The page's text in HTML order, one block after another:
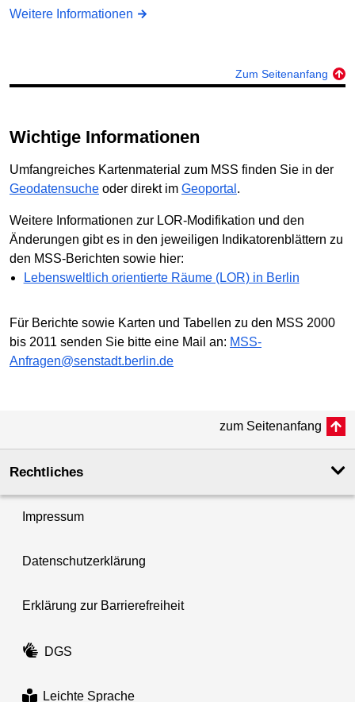
Weitere Informationen
Zum Seitenanfang
Wichtige Informationen
Umfangreiches Kartenmaterial zum MSS finden Sie in der
Geodatensuche oder direkt im Geoportal .
Weitere Informationen zur LOR-Modifikation und den
Änderungen gibt es in den jeweiligen Indikatorenblättern zu
den MSS-Berichten sowie hier:
Lebensweltlich orientierte Räume (LOR) in Berlin
Für Berichte sowie Karten und Tabellen zu den MSS 2000
bis 2011 senden Sie bitte eine Mail an: MSS-
Anfragen@senstadt.berlin.de
zum Seitenanfang
Rechtliches
Impressum
Datenschutzerklärung
Erklärung zur Barrierefreiheit
DGS
Leichte Sprache